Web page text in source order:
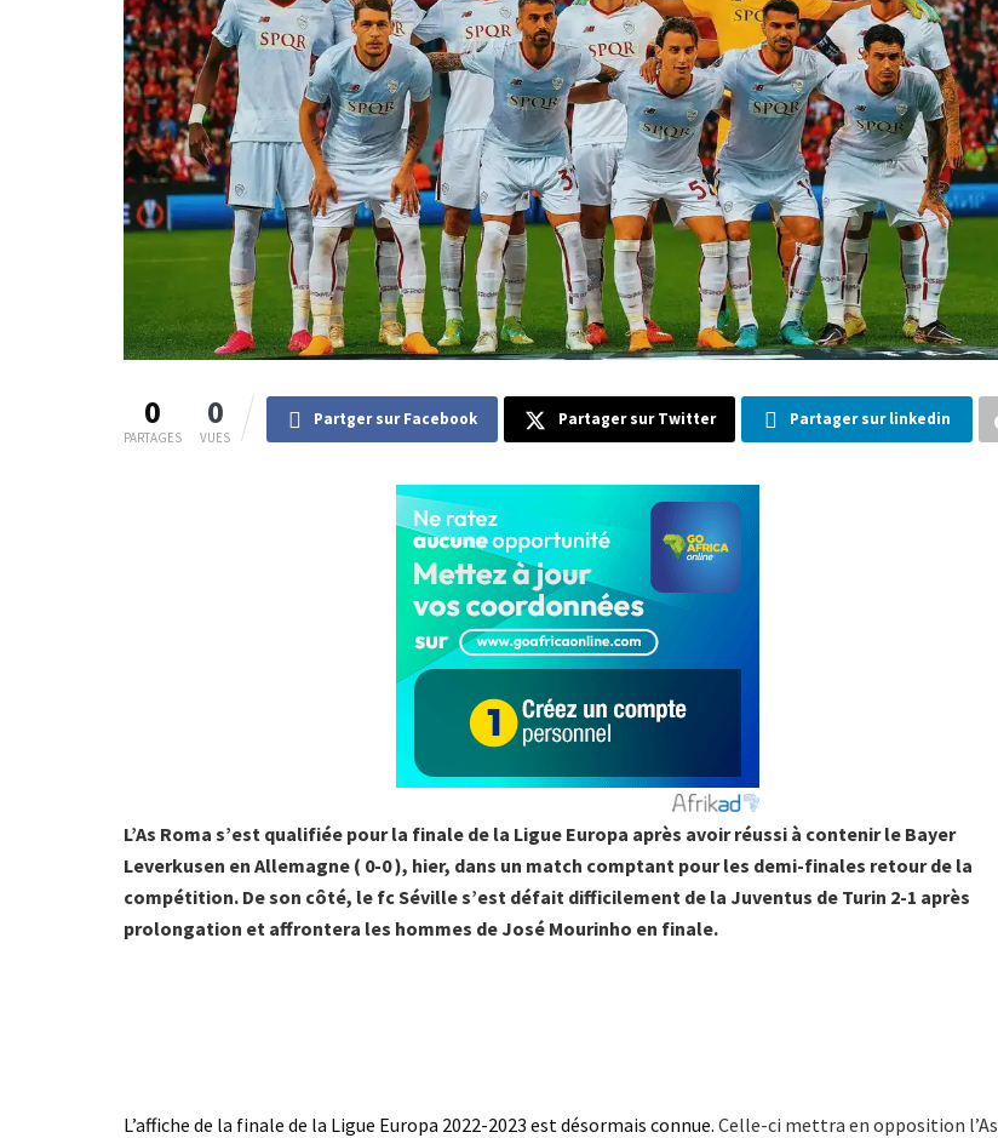
0
PARTAGES
0
VUES
Partger sur Facebook Partager sur Twitter Partager sur linkedin
L’As Roma s’est qualifiée pour la finale de la Ligue Europa après avoir réussi à contenir le Bayer
Leverkusen en Allemagne ( 0-0 ), hier, dans un match comptant pour les demi-finales retour de la
compétition. De son côté, le fc Séville s’est défait difficilement de la Juventus de Turin 2-1 après
prolongation et affrontera les hommes de José Mourinho en finale.
L’affiche de la finale de la Ligue Europa 2022-2023 est désormais connue. Celle-ci mettra en opposition l’As